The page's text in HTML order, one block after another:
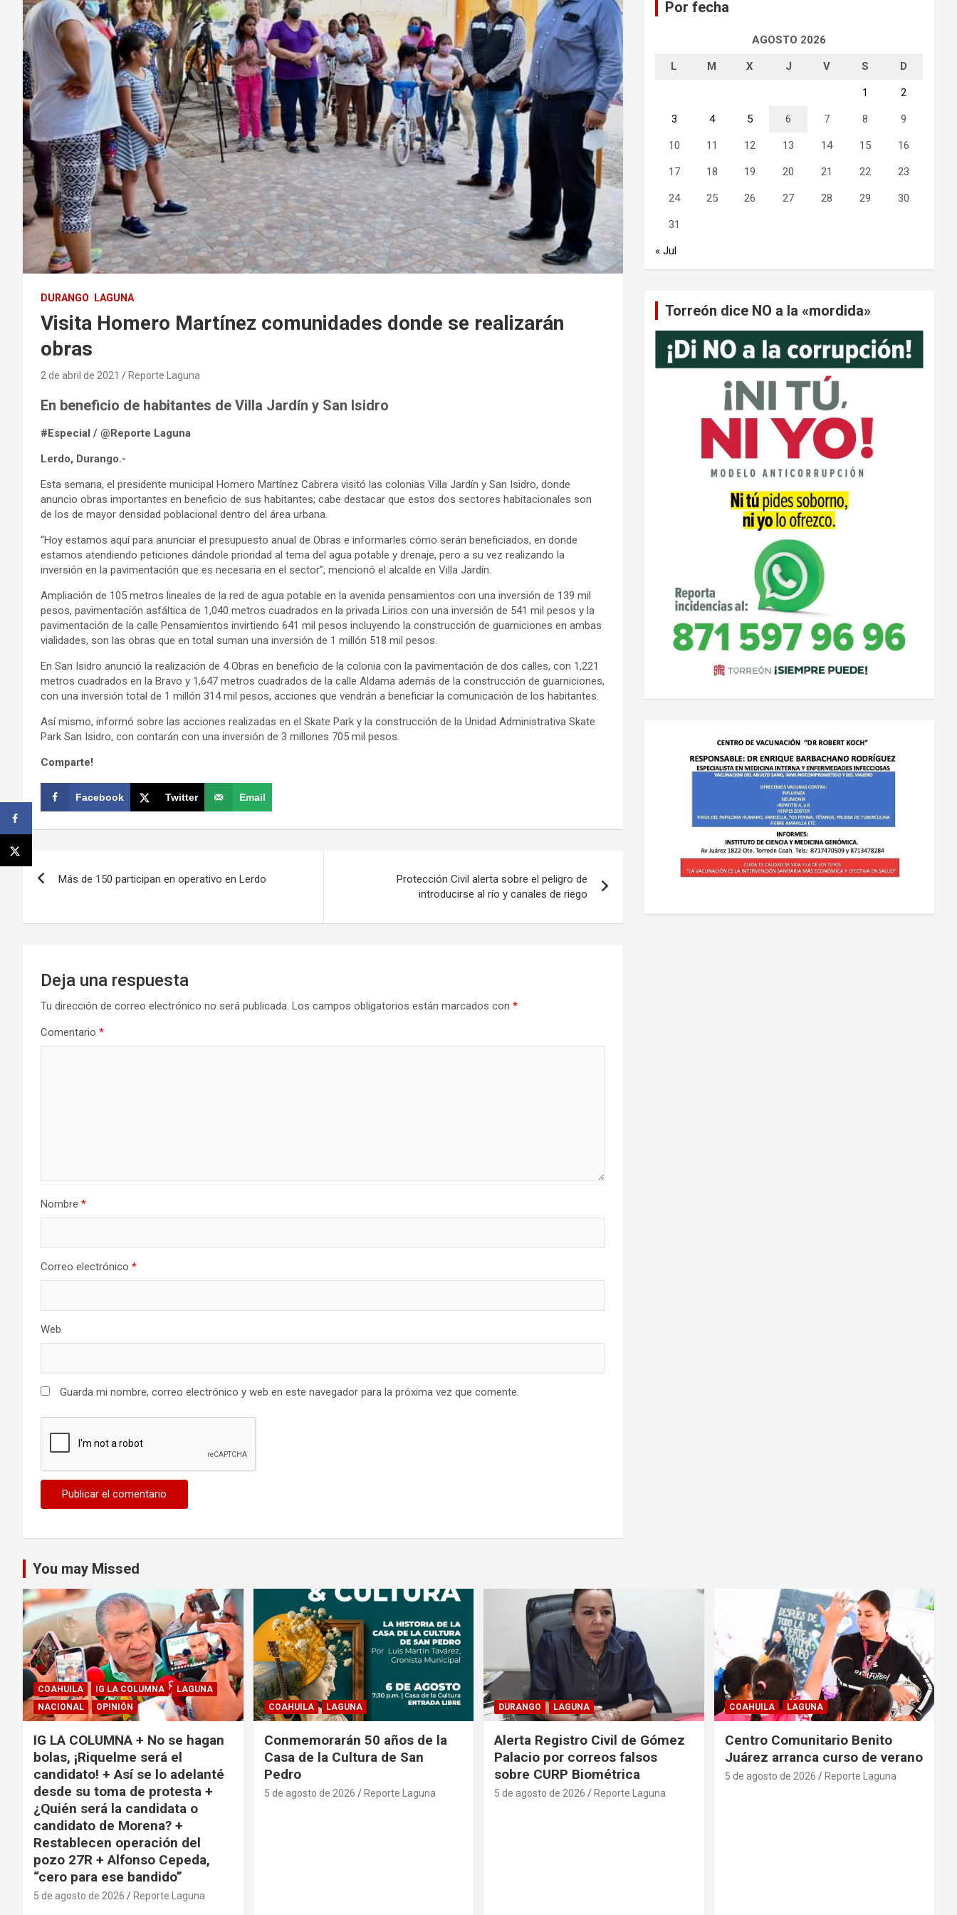
DURANGO LAGUNA
Visita Homero Martínez comunidades donde se realizarán
obras
2 de abril de 2021 Reporte Laguna
En beneficio de habitantes de Villa Jardín y San Isidro
#Especial / @Reporte Laguna
Lerdo, Durango.-
Esta semana, el presidente municipal Homero Martínez Cabrera visitó las colonias Villa Jardín y San Isidro, donde
anuncio obras importantes en beneficio de sus habitantes; cabe destacar que estos dos sectores habitacionales son
de los de mayor densidad poblacional dentro del área urbana.
“Hoy estamos aquí para anunciar el presupuesto anual de Obras e informarles cómo serán beneficiados, en donde
estamos atendiendo peticiones dándole prioridad al tema del agua potable y drenaje, pero a su vez realizando la
inversión en la pavimentación que es necesaria en el sector”, mencionó el alcalde en Villa Jardín.
Ampliación de 105 metros lineales de la red de agua potable en la avenida pensamientos con una inversión de 139 mil
pesos, pavimentación asfáltica de 1,040 metros cuadrados en la privada Lirios con una inversión de 541 mil pesos y la
pavimentación de la calle Pensamientos invirtiendo 641 mil pesos incluyendo la construcción de guarniciones en ambas
vialidades, son las obras que en total suman una inversión de 1 millón 518 mil pesos.
En San Isidro anunció la realización de 4 Obras en beneficio de la colonia con la pavimentación de dos calles, con 1,221
metros cuadrados en la Bravo y 1,647 metros cuadrados de la calle Aldama además de la construcción de guarniciones,
con una inversión total de 1 millón 314 mil pesos, acciones que vendrán a beneficiar la comunicación de los habitantes.
Así mismo, informó sobre las acciones realizadas en el Skate Park y la construcción de la Unidad Administrativa Skate
Park San Isidro, con contarán con una inversión de 3 millones 705 mil pesos.
Comparte!
Facebook Twitter Email
Navegación
entradas
Más de 150 participan en operativo en Lerdo
Protección Civil alerta sobre el peligro de
introducirse al río y canales de riego
Deja una respuesta
Tu dirección de correo electrónico no será publicada. Los campos obligatorios están marcados con *
Comentario *
Nombre *
Correo electrónico *
Web
Guarda mi nombre, correo electrónico y web en este navegador para la próxima vez que comente.
Por fecha
AGOSTO 2026
L M X J V S D
1 2
3 4 5 6 7 8 9
10 11 12 13 14 15 16
17 18 19 20 21 22 23
24 25 26 27 28 29 30
31
« Jul
Torreón dice NO a la «mordida»
You may Missed
COAHUILA IG LA COLUMNA
LAGUNA
NACIONAL
OPINIÓN
IG LA COLUMNA + No se hagan
bolas, ¡Riquelme será el
candidato! + Así se lo adelanté
desde su toma de protesta +
¿Quién será la candidata o
candidato de Morena? +
Restablecen operación del
pozo 27R + Alfonso Cepeda,
“cero para ese bandido”
5 de agosto de 2026 Reporte Laguna
COAHUILA LAGUNA
Conmemorarán 50 años de la
Casa de la Cultura de San
Pedro
5 de agosto de 2026 Reporte Laguna
DURANGO LAGUNA
Alerta Registro Civil de Gómez
Palacio por correos falsos
sobre CURP Biométrica
5 de agosto de 2026 Reporte Laguna
COAHUILA LAGUNA
Centro Comunitario Benito
Juárez arranca curso de verano
5 de agosto de 2026 Reporte Laguna